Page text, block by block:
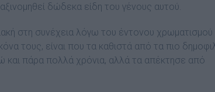
δώδεκα είδη του γένους αυτού.
στη συνέχεια λόγω του έντονου χρωματισμού
τους, είναι που τα καθιστά από τα πιο
και πάρα πολλά χρόνια, αλλά τα απέκτησε από